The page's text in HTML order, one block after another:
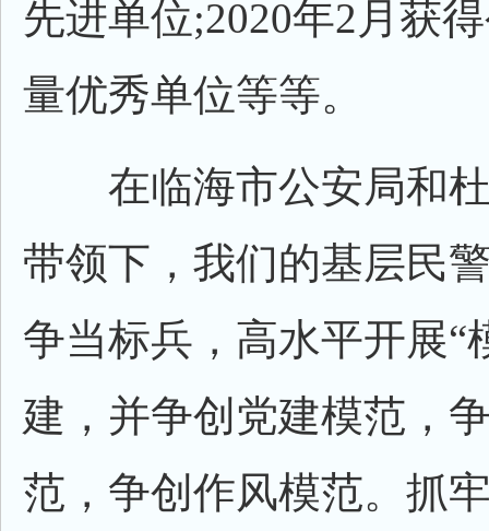
先进单位;2020年2月获
量优秀单位等等。
在临海市公安局和杜
带领下，我们的基层民
争当标兵，高水平开展“
建，并争创党建模范，
范，争创作风模范。抓